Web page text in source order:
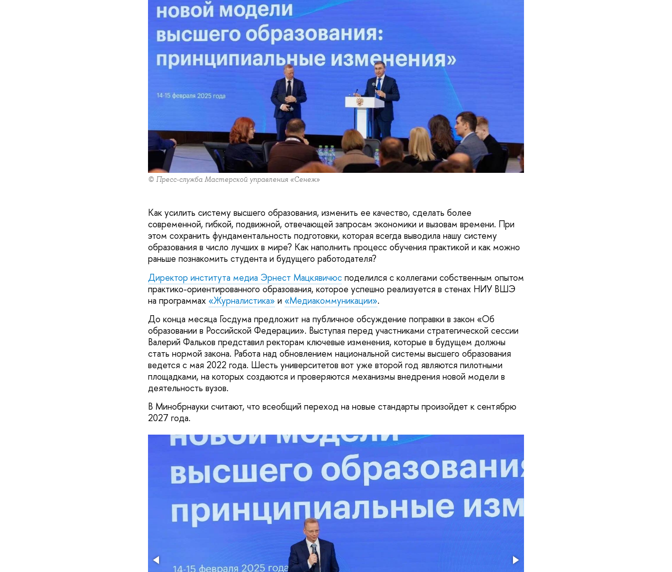
© Пресс-служба Мастерской управления «Сенеж»
Как усилить систему высшего образования, изменить ее качество, сделать более
современной, гибкой, подвижной, отвечающей запросам экономики и вызовам времени. При
этом сохранить фундаментальность подготовки, которая всегда выводила нашу систему
образования в число лучших в мире? Как наполнить процесс обучения практикой и как можно
раньше познакомить студента и будущего работодателя?
Директор института медиа Эрнест Мацкявичюсподелился с коллегами собственным опытом
практико-ориентированного образования, которое успешно реализуется в стенах НИУ ВШЭ
на программах «Журналистика» и «Медиакоммуникации».
До конца месяца Госдума предложит на публичное обсуждение поправки в закон «Об
образовании в Российской Федерации». Выступая перед участниками стратегической сессии
Валерий Фальков представил ректорам ключевые изменения, которые в будущем должны
стать нормой закона. Работа над обновлением национальной системы высшего образования
ведется с мая 2022 года. Шесть университетов вот уже второй год являются пилотными
площадками, на которых создаются и проверяются механизмы внедрения новой модели в
деятельность вузов.
В Минобрнауки считают, что всеобщий переход на новые стандарты произойдет к сентябрю
2027 года.